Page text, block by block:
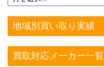
地域別買い取り実績
買取対応メーカー一覧